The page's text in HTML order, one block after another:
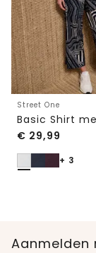
Street One
€ 29,99
+ 3
Aanmelden